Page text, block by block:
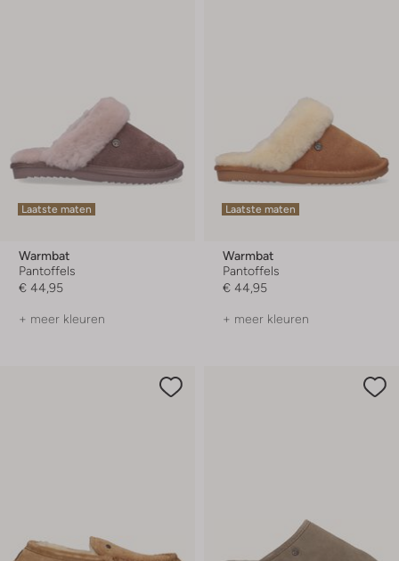
Laatste maten
Warmbat
Pantoffels
€ 44,95
+ meer kleuren
Laatste maten
Warmbat
Pantoffels
€ 44,95
+ meer kleuren